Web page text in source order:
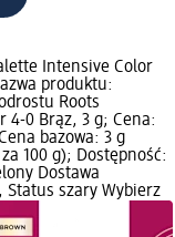
Intensive Color
produktu:
Roots
4-0 Brąz, 3 g; Cena:
bazowa: 3 g
za 100 g); Dostępność:
Dostawa
Status szary Wybierz